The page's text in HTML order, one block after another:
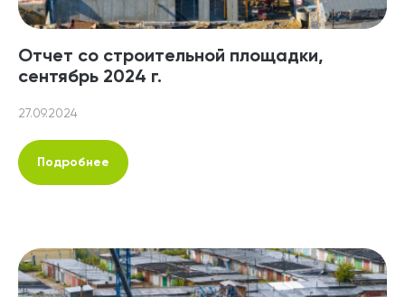
Отчет со строительной площадки,
сентябрь 2024 г.
27.09.2024
Подробнее